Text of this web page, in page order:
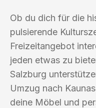
Ob du dich für die
pulsierende
Freizeitangebot
jeden etwas zu
Salzburg
Umzug nach
deine Möbel und